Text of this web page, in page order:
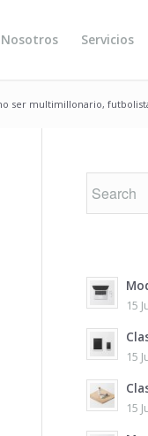
Servicios
ser multimillonario,
15
15
15